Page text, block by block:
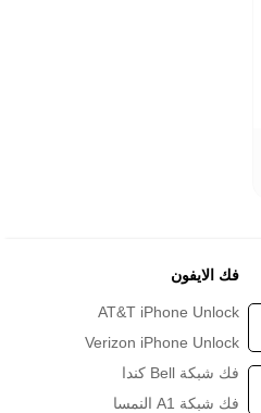
فك الايفون
AT&T iPhone Unlock
Verizon iPhone Unlock
فك شبكة Bell كندا
فك شبكة A1 النمسا